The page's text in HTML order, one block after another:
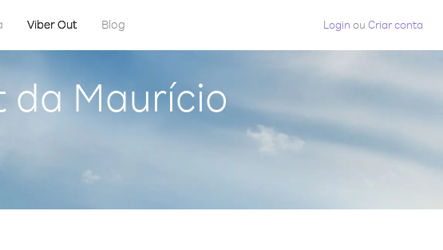
Viber Out Blog Login ou Criar conta
da Maurício